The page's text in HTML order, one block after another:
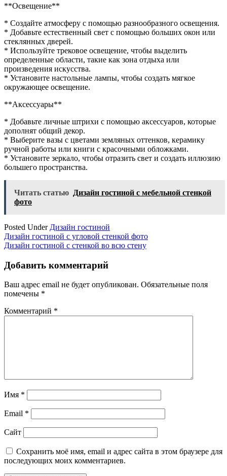
**Освещение**
* Создайте атмосферу с помощью разнообразного освещения.
* Добавьте естественный свет с помощью больших окон или
стеклянных дверей.
* Используйте трековое освещение, чтобы выделить
определенные области, такие как зона отдыха или
произведения искусства.
* Установите настольные лампы, чтобы создать мягкое
окружающее освещение.
**Аксессуары**
* Добавьте личные штрихи с помощью аксессуаров, которые
дополнят общий декор.
* Выберите вазы с цветами земляных оттенков, керамику
ручной работы или книги с красочными обложками.
* Установите зеркало, чтобы отразить свет и создать иллюзию
большего пространства.
Читать статью Дизайн гостиной с мебельной стенкой
фото
Posted Under Дизайн гостиной
Навигация
по
записям
Дизайн гостиной с угловой стенкой фото
Дизайн гостиной с стенкой во всю стену
Добавить комментарий
Ваш адрес email не будет опубликован. Обязательные поля
помечены *
Комментарий *
Имя *
Email *
Сайт
Сохранить моё имя, email и адрес сайта в этом браузере для
последующих моих комментариев.